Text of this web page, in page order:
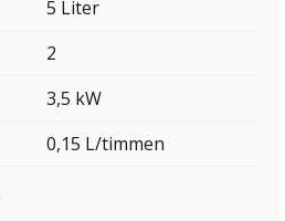
5 Liter
2
3,5 kW
0,15 L/timmen